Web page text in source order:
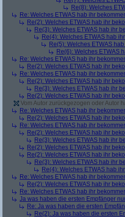
Re(8): Welches
Re: Welches ETWAS hab ihr
Re(2): Welches ETWAS hab ihr
Re(3): Welches ETWAS hab ihr
Re(4): Welches ETWAS hab
Re(5): Welches ETWAS
Re(6): Welches ETWAS
Re: Welches ETWAS hab ihr
Re(2): Welches ETWAS hab ihr
Re: Welches ETWAS hab ihr
Re(2): Welches ETWAS hab ihr
Re(3): Welches ETWAS hab ihr
Re(2): Welches ETWAS hab ihr
Vom Autor zurückgezogen oder Autor
Re: Welches ETWAS hab ihr
Re(2): Welches ETWAS hab ihr
Re: Welches ETWAS hab ihr
Re(2): Welches ETWAS hab ihr
Re(3): Welches ETWAS hab ihr
Re(2): Welches ETWAS hab ihr
Re(2): Welches ETWAS hab ihr
Re(3): Welches ETWAS hab ihr
Re(4): Welches ETWAS hab
Re: Welches ETWAS hab ihr
Re(2): Welches ETWAS hab ihr
Re: Welches ETWAS hab ihr
Ja was haben die ersten Empfänger
Re: Ja was haben die ersten
Re(2): Ja was haben die ersten